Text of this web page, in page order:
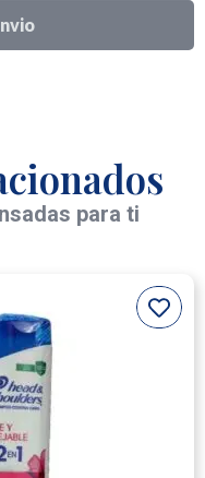
para ti